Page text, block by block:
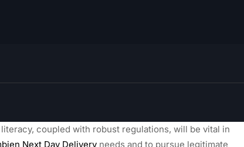
coupled with robust regulations, will be vital in
Next Day Delivery needs and to pursue legitimate